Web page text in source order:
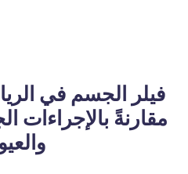
فيلر الجسم في
مقارنةً بالإجراءات